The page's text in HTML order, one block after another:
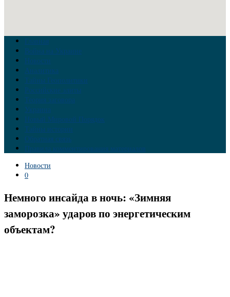
Главная
Война на Украине
Новости
Аналитика
Тайны Геополитики
Российские элиты
Теория заговора
Украина
Новый Мировой Порядок
Тайны истории
Обратная связь
Правила комментирования материалов
Новости
0
Немного инсайда в ночь: «Зимняя
заморозка» ударов по энергетическим
объектам?